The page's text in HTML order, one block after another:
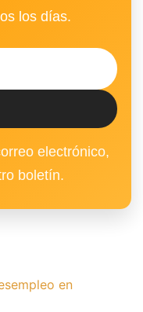
los días.
electrónico,
boletín.
en